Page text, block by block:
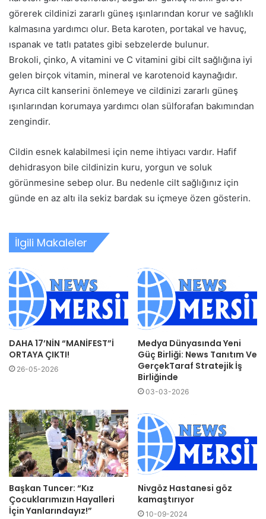
görerek cildinizi zararlı güneş ışınlarından korur ve sağlıklı
kalmasına yardımcı olur. Beta karoten, portakal ve havuç,
ıspanak ve tatlı patates gibi sebzelerde bulunur.
Brokoli, çinko, A vitamini ve C vitamini gibi cilt sağlığına iyi
gelen birçok vitamin, mineral ve karotenoid kaynağıdır.
Ayrıca cilt kanserini önlemeye ve cildinizi zararlı güneş
ışınlarından korumaya yardımcı olan sülforafan bakımından
zengindir.
Cildin esnek kalabilmesi için neme ihtiyacı vardır. Hafif
dehidrasyon bile cildinizin kuru, yorgun ve soluk
görünmesine sebep olur. Bu nedenle cilt sağlığınız için
günde en az altı ila sekiz bardak su içmeye özen gösterin.
İlgili Makaleler
DAHA 17’NİN “MANİFEST”İ
ORTAYA ÇIKTI!
26-05-2026
Medya Dünyasında Yeni
Güç Birliği: News Tanıtım Ve
GerçekTaraf Stratejik İş
Birliğinde
03-03-2026
Başkan Tuncer: “Kız
Çocuklarımızın Hayalleri
İçin Yanlarındayız!”
Nivgöz Hastanesi göz
kamaştırıyor
10-09-2024